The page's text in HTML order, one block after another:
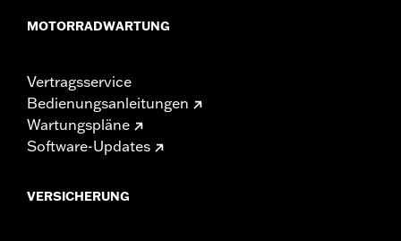
MOTORRADWARTUNG
Vertragsservice
Bedienungsanleitungen
Wartungspläne
Software-Updates
VERSICHERUNG